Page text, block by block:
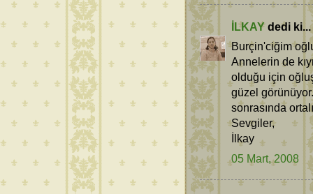
İLKAYdedi ki...
Burçin'ciğim
Annelerin de
olduğu için
güzel
sonrasında
Sevgiler,
İlkay
05 Mart, 2008